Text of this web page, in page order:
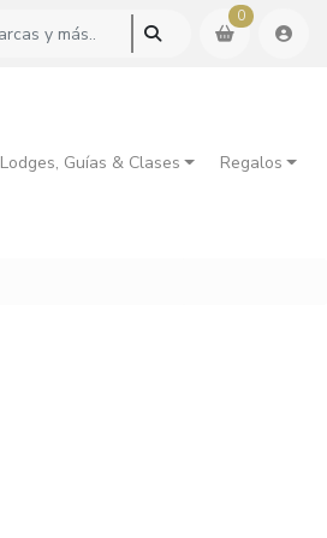
0
Lodges, Guías & Clases Regalos